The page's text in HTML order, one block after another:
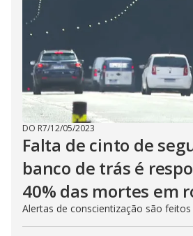
DO R7/12/05/2023
Falta de cinto de
banco de trás é
40% das mortes em
Alertas de conscientização são